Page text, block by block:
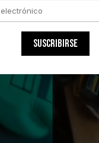
SUSCRIBIRSE